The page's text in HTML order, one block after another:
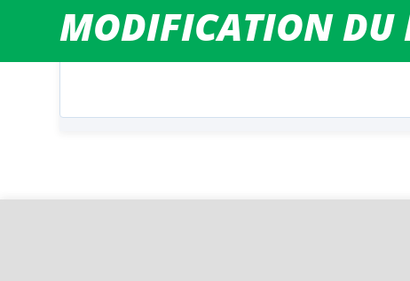
MODIFICATION DU